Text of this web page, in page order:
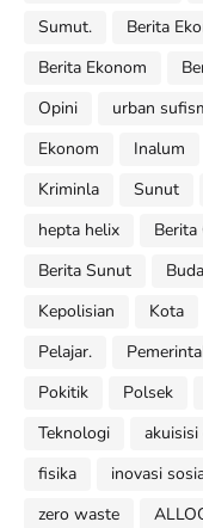
Sumut.
Berita
Berita Ekonom
Opini
urban
Ekonom
Inalum
Kriminla
Sunut
hepta helix
Berita Sunut
Kepolisian
Kota
Pelajar.
Pokitik
Polsek
Teknologi
akuisisi
fisika
inovasi
zero waste